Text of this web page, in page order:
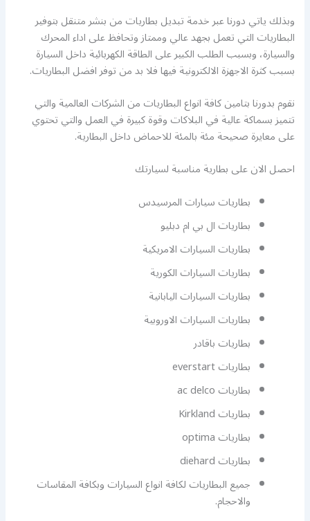
وبذلك ياتي دورنا عبر خدمة تبديل بطاريات من بنشر متنقل بتوفير
البطاريات التي تعمل بجهد عالي وممتاز وتحافظ على اداء المحرك
والسيارة، وبسبب الطلب الكبير على الطاقة الكهربائية داخل السيارة
بسبب كثرة الاجهزة الالكترونية فيها فلا بد من توفر افضل البطاريات.
نقوم بدورنا بتامين كافة انواع البطاريات من الشركات العالمية والتي
تتميز بسماكة عالية في البلاكات وقوة كبيرة في العمل والتي تحتوي
على معايرة صحيحة مئة بالمئة للاحماض داخل البطارية.
احصل الان على بطارية مناسبة لسيارتك
بطاريات سيارات المرسيدس
بطاريات ال بي ام دبليو
بطاريات السيارات الامريكية
بطاريات السيارات الكورية
بطاريات السيارات اليابانية
بطاريات السيارات الاوروبية
بطاريات باقادر
بطاريات everstart
بطاريات ac delco
بطاريات Kirkland
بطاريات optima
بطاريات diehard
جميع البطاريات لكافة انواع السيارات وبكافة المقاسات
والاحجام.